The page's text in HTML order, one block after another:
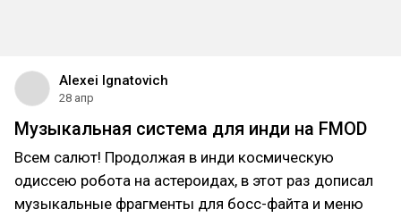
Alexei Ignatovich
28 апр
Музыкальная система для инди на FMOD
Всем салют! Продолжая в инди космическую
одиссею робота на астероидах, в этот раз дописал
музыкальные фрагменты для босс-файта и меню